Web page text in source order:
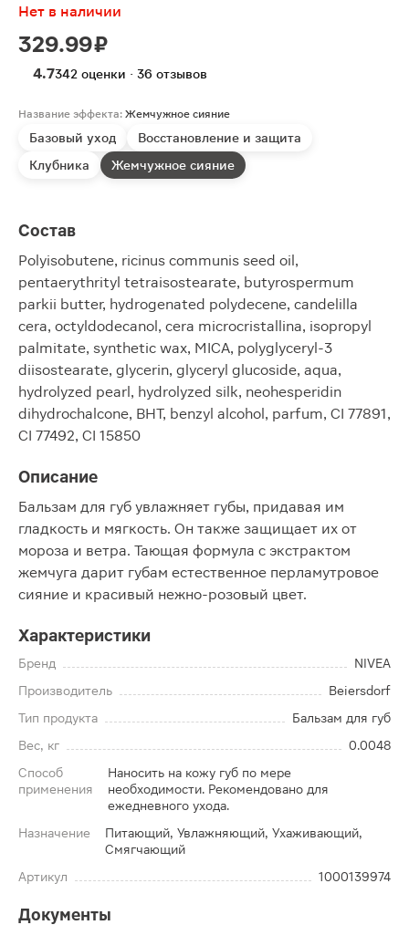
Нет в наличии
329.99 ₽
4.7342 оценки · 36 отзывов
Название эффекта: Жемчужное сияние
Базовый уход
Восстановление и защита
Клубника
Жемчужное сияние
Состав
Polyisobutene, ricinus communis seed oil,
pentaerythrityl tetraisostearate, butyrospermum
parkii butter, hydrogenated polydecene, candelilla
cera, octyldodecanol, cera microcristallina, isopropyl
palmitate, synthetic wax, MICA, polyglyceryl-3
diisostearate, glycerin, glyceryl glucoside, aqua,
hydrolyzed pearl, hydrolyzed silk, neohesperidin
dihydrochalcone, BHT, benzyl alcohol, parfum, CI 77891,
CI 77492, CI 15850
Описание
Бальзам для губ увлажняет губы, придавая им
гладкость и мягкость. Он также защищает их от
мороза и ветра. Тающая формула с экстрактом
жемчуга дарит губам естественное перламутровое
сияние и красивый нежно-розовый цвет.
Характеристики
Бренд
NIVEA
Производитель
Beiersdorf
Тип продукта
Бальзам для губ
Вес, кг
0.0048
Способ
применения
Наносить на кожу губ по мере
необходимости. Рекомендовано для
ежедневного ухода.
Назначение
Питающий, Увлажняющий, Ухаживающий,
Смягчающий
Артикул
1000139974
Документы